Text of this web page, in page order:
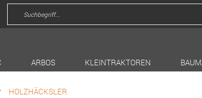
ARBOS KLEINTRAKTOREN
HOLZHÄCKSLER